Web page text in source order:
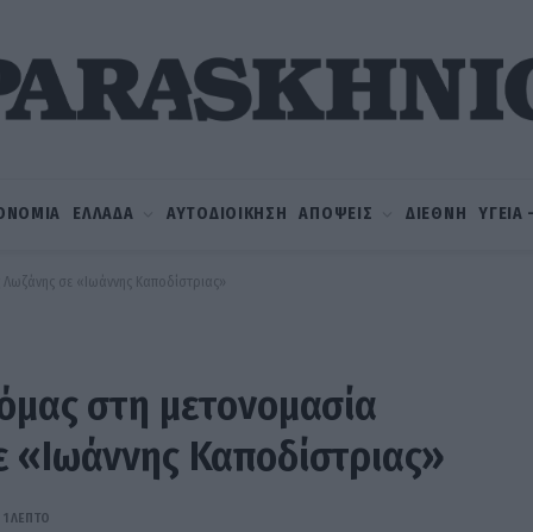
ΕΛΛΑΔΑ ΑΥΤΟΔΙΟΙΚΗΣΗ ΑΠΟΨΕΙΣ ΔΙΕΘΝΗ ΥΓΕΙΑ
σε «Ιωάννης Καποδίστριας»
στη μετονομασία
Καποδίστριας»
1 ΛΕΠΤΌ